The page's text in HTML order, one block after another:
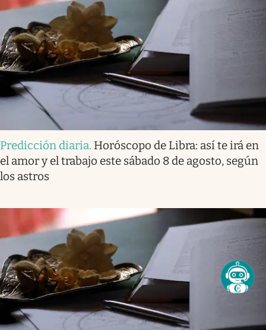
Predicción diaria. Horóscopo de Libra: así te irá en
el amor y el trabajo este sábado 8 de agosto, según
los astros